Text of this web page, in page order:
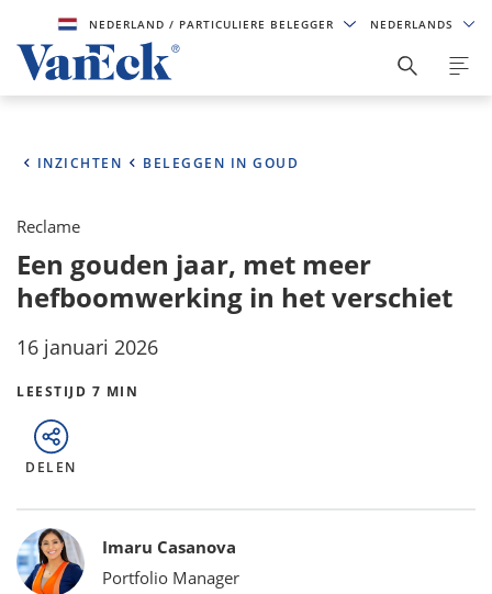
NEDERLAND/ PARTICULIERE BELEGGER NEDERLANDS
INZICHTEN BELEGGEN IN GOUD
Reclame
Een gouden jaar, met meer
hefboomwerking in het verschiet
16 januari 2026
LEESTIJD 7 MIN
DELEN
Bylines
Imaru Casanova
Portfolio Manager